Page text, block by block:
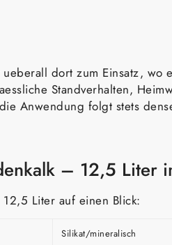
dort zum Einsatz,
Standverhalten,
Anwendung folgt stets
– 12,5 Liter
Liter auf einen Blick:
Silikat/mineralisch